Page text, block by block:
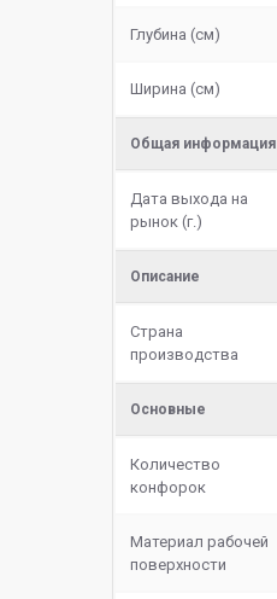
Глубина (см)
Ширина (см)
Общая информация
Дата выхода на
рынок (г.)
Описание
Страна
производства
Основные
Количество
конфорок
Материал рабочей
поверхности